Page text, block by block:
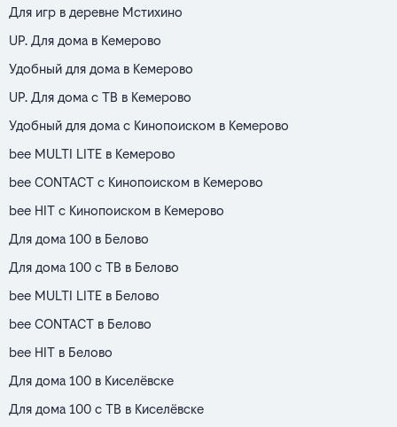
Для игр в деревне Мстихино
UP. Для дома в Кемерово
Удобный для дома в Кемерово
UP. Для дома с ТВ в Кемерово
Удобный для дома с Кинопоиском в Кемерово
bee MULTI LITE в Кемерово
bee CONTACT с Кинопоиском в Кемерово
bee HIT с Кинопоиском в Кемерово
Для дома 100 в Белово
Для дома 100 с ТВ в Белово
bee MULTI LITE в Белово
bee CONTACT в Белово
bee HIT в Белово
Для дома 100 в Киселёвске
Для дома 100 с ТВ в Киселёвске